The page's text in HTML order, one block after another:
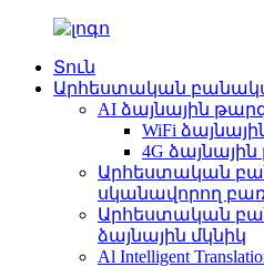
Տուն
Արհեստական
AI ձայնային
WiFi
4G
Արհեստական
սկանավորող
Արհեստական
ձայնային մկնիկ
Al Intelligent